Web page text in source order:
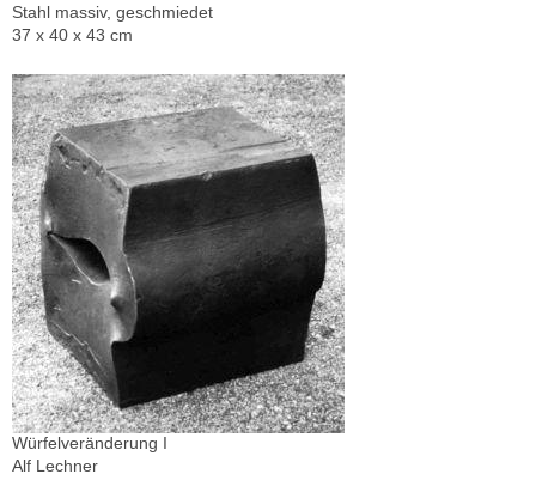
Stahl massiv, geschmiedet
37 x 40 x 43 cm
Würfelveränderung I
Alf Lechner